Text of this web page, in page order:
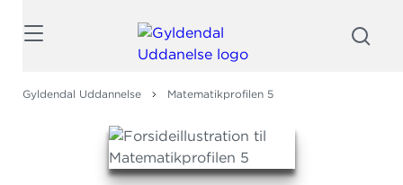
Gyldendal Uddannelse Matematikprofilen 5